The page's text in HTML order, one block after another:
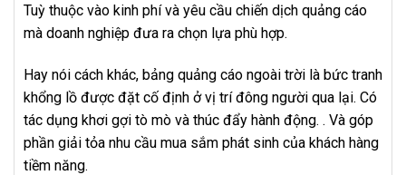
Tuỳ thuộc vào kinh phí và yêu cầu chiến dịch quảng cáo
mà doanh nghiệp đưa ra chọn lựa phù hợp.
Hay nói cách khác, bảng quảng cáo ngoài trời là bức tranh
khổng lồ được đặt cố định ở vị trí đông người qua lại. Có
tác dụng khơi gợi tò mò và thúc đẩy hành động. . Và góp
phần giải tỏa nhu cầu mua sắm phát sinh của khách hàng
tiềm năng.